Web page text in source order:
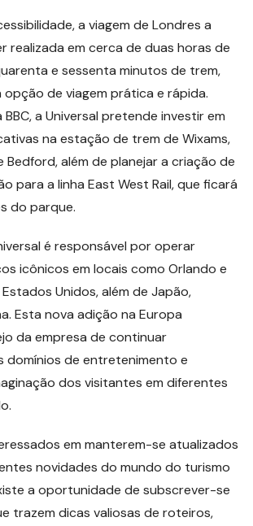
a viagem de Londres a
realizada em cerca de duas horas de
e sessenta minutos de trem,
de viagem prática e rápida.
a Universal pretende investir em
na estação de trem de Wixams,
Bedford, além de planejar a criação de
para a linha East West Rail, que ficará
do parque.
é responsável por operar
icônicos em locais como Orlando e
Unidos, além de Japão,
Esta nova adição na Europa
da empresa de continuar
domínios de entretenimento e
dos visitantes em diferentes
em manterem-se atualizados
novidades do mundo do turismo
a oportunidade de subscrever-se
trazem dicas valiosas de roteiros,